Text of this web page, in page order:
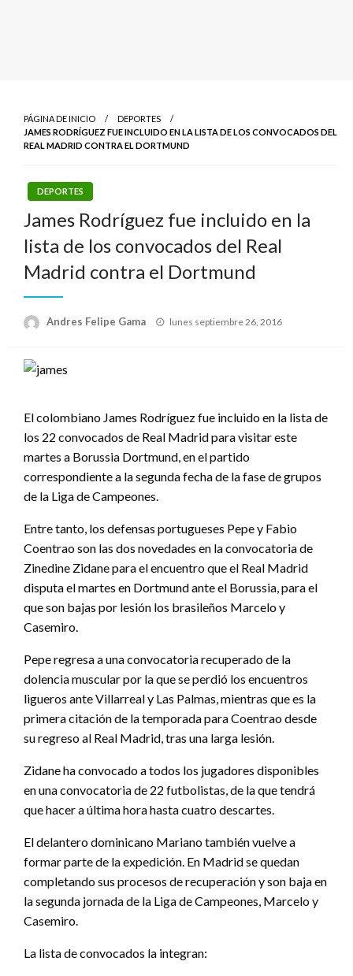
PÁGINA DE INICIO
DEPORTES
JAMES RODRÍGUEZ FUE INCLUIDO EN LA LISTA DE LOS CONVOCADOS DEL
REAL MADRID CONTRA EL DORTMUND
DEPORTES
James Rodríguez fue incluido en la
lista de los convocados del Real
Madrid contra el Dortmund
Andres Felipe Gama
Publicado
lunes septiembre 26, 2016
El colombiano James Rodríguez fue incluido en la lista de
los 22 convocados de Real Madrid para visitar este
martes a Borussia Dortmund, en el partido
correspondiente a la segunda fecha de la fase de grupos
de la Liga de Campeones.
Entre tanto, los defensas portugueses Pepe y Fabio
Coentrao son las dos novedades en la convocatoria de
Zinedine Zidane para el encuentro que el Real Madrid
disputa el martes en Dortmund ante el Borussia, para el
que son bajas por lesión los brasileños Marcelo y
Casemiro.
Pepe regresa a una convocatoria recuperado de la
dolencia muscular por la que se perdió los encuentros
ligueros ante Villarreal y Las Palmas, mientras que es la
primera citación de la temporada para Coentrao desde
su regreso al Real Madrid, tras una larga lesión.
Zidane ha convocado a todos los jugadores disponibles
en una convocatoria de 22 futbolistas, de la que tendrá
que hacer a última hora hasta cuatro descartes.
El delantero dominicano Mariano también vuelve a
formar parte de la expedición. En Madrid se quedan
completando sus procesos de recuperación y son baja en
la segunda jornada de la Liga de Campeones, Marcelo y
Casemiro.
La lista de convocados la integran: